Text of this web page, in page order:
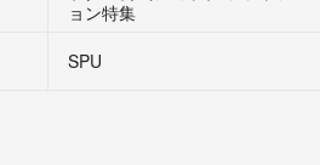
ョン特集
SPU